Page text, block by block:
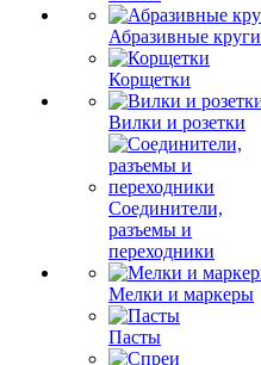
Абразивные круги
Корщетки
Вилки и розетки
Соединители,
разъемы и
переходники
Мелки и маркеры
Пасты